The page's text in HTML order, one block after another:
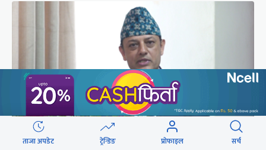
ताजा अपडेट ट्रेन्डिङ प्रोफाइल सर्च